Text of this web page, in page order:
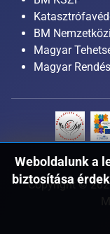
BM
Magyar
Magyar
Weboldalunk a
biztosítása
Copyright ©